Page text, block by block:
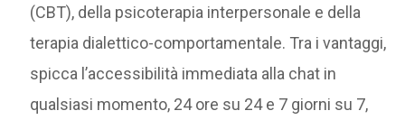
(CBT), della psicoterapia interpersonale e della
terapia dialettico-comportamentale. Tra i vantaggi,
spicca l’accessibilità immediata alla chat in
qualsiasi momento, 24 ore su 24 e 7 giorni su 7,